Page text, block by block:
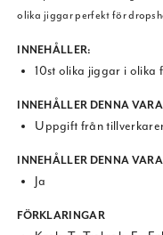
olika jiggar perfekt för
INNEHÅLLER:
10st olika jiggar i olika
INNEHÅLLER DENNA
Uppgift från
INNEHÅLLER DENNA
Ja
FÖRKLARINGAR